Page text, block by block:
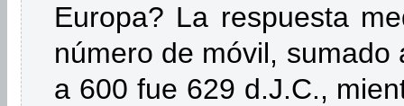
Europa? La respuesta
número de móvil,
a 600 fue 629 d.J.C.,